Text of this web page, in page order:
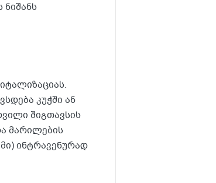
კუჭში ან
შიგთავსის
მარილების
ინტრავენურად